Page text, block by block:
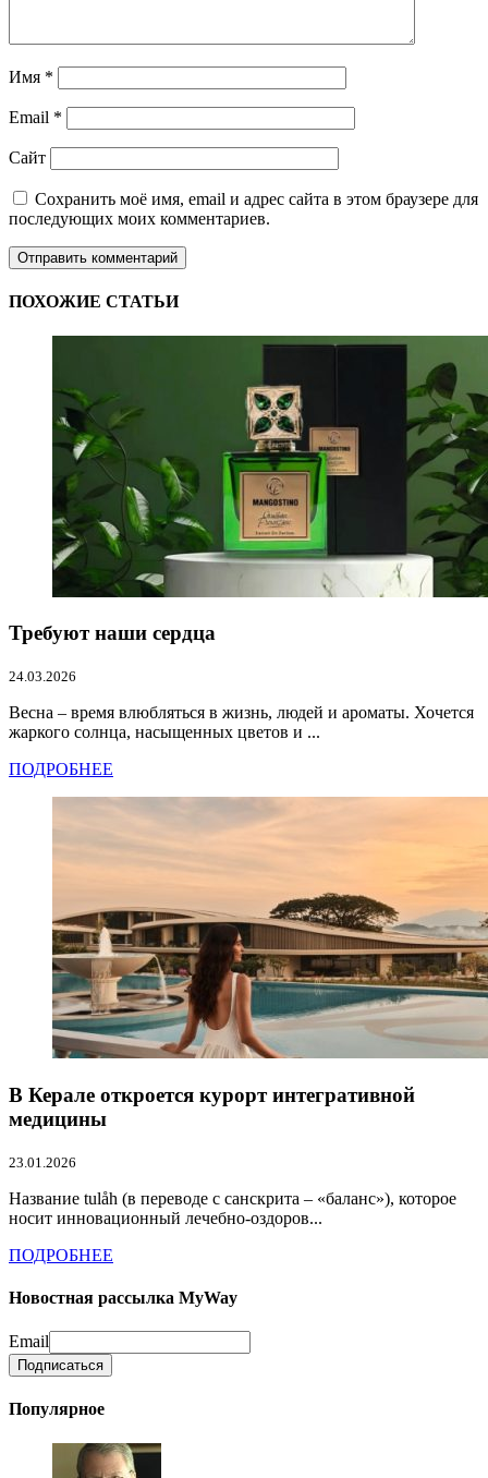
Имя *
Email *
Сайт
Сохранить моё имя, email и адрес сайта в этом браузере для
последующих моих комментариев.
ПОХОЖИЕ СТАТЬИ
Требуют наши сердца
24.03.2026
Весна – время влюбляться в жизнь, людей и ароматы. Хочется
жаркого солнца, насыщенных цветов и ...
ПОДРОБНЕЕ
В Керале откроется курорт интегративной
медицины
23.01.2026
Название tulåh (в переводе с санскрита – «баланс»), которое
носит инновационный лечебно-оздоров...
ПОДРОБНЕЕ
Новостная рассылка MyWay
Email
Популярное